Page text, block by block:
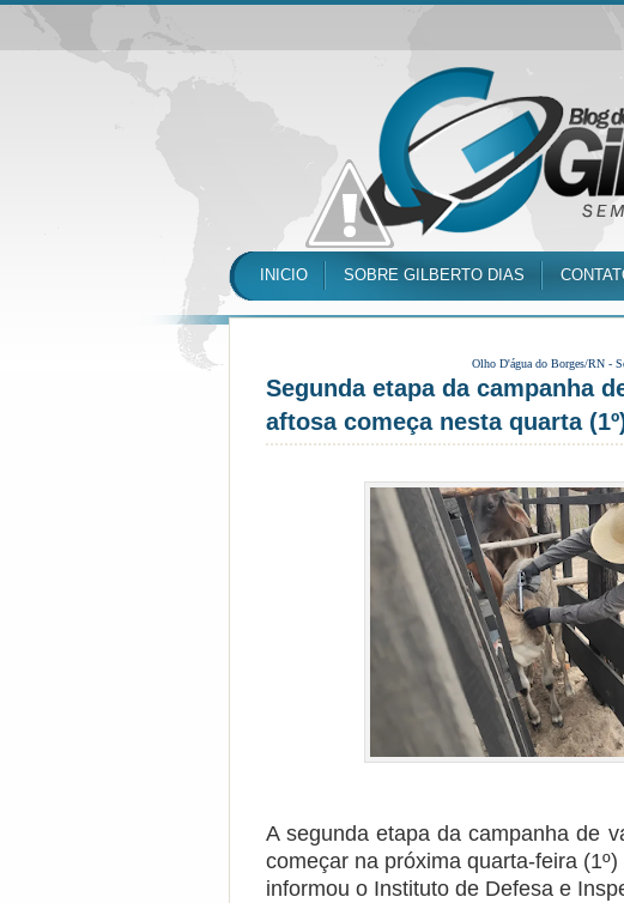
INICIO SOBRE GILBERTO DIAS
Olho D'água do Borges/RN -
Segunda etapa da campanha
aftosa começa nesta quarta
A segunda etapa da campanha de
começar na próxima quarta-feira
informou o Instituto de Defesa e